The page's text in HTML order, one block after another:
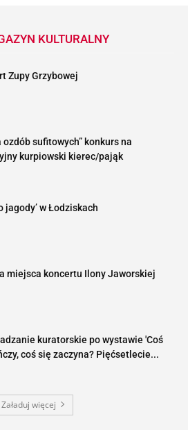
KULTURALNY
Zupy Grzybowej
ozdób sufitowych” konkurs na
kurpiowski kierec/pająk
jagody’ w Łodziskach
miejsca koncertu Ilony Jaworskiej
kuratorskie po wystawie 'Coś
coś się zaczyna? Pięćsetlecie...
Załaduj więcej